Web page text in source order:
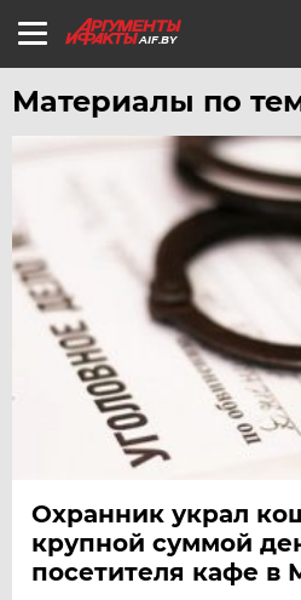
AIF.BY
Материалы по
Охранник украл
крупной суммой
посетителя кафе в